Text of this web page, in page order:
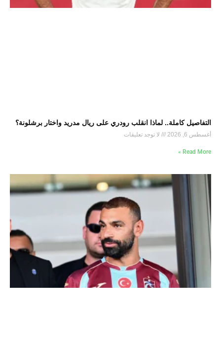
التفاصيل كاملة.. لماذا انقلب رودري على ريال مدريد واختار برشلونة؟
أغسطس 6, 2026 لا توجد تعليقات
Read More »